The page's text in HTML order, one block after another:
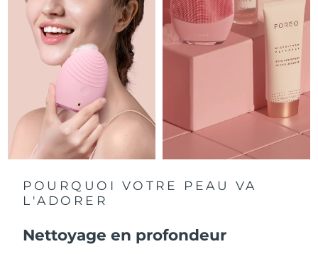
POURQUOI VOTRE PEAU VA
L'ADORER
Nettoyage en profondeur
Singapour Livraison estimée8/11/26
Slovaquie Livraison estimée 8/9/26
Afrique du Sud Livraison estimée8/17/26
Corée du Sud Livraison estimée8/11/26
Espagne
Suisse